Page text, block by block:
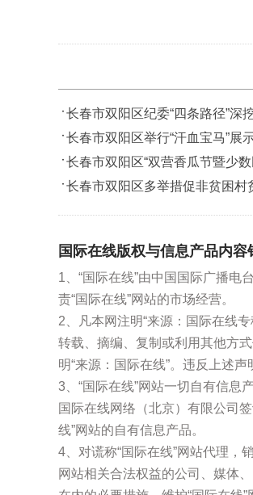
长春市双阳区纪委“四条路径”深
长春市双阳区举行“汗血宝马”展
长春市双阳区“双营香瓜节暨少
长春市双阳区多举措促非贫困村
国际在线版权与信息产品内容
1、“国际在线”由中国国际广播电
责“国际在线”网站的市场经营。
2、凡本网注明“来源：国际在线
转载、摘编、复制或利用其他方
明“来源：国际在线”。违反上述
3、“国际在线”网站一切自有信息
国际在线网络（北京）有限公司
线”网站的自有信息产品。
4、对谎称“国际在线”网站代理，
网站相关合法权益的公司、媒体